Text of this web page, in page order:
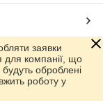
заявки
для компанії, що
оброблені
роботу у